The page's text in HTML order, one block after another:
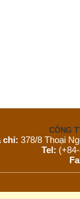
CÔNG
chỉ: 378/8 Thoại
Tel:
Email: